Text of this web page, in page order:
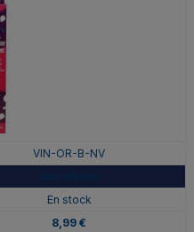
VIN-OR-B-NV
En stock
8,99 €